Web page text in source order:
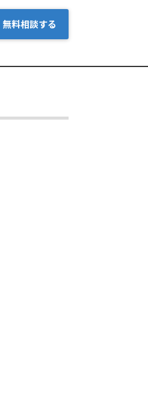
無料相談する